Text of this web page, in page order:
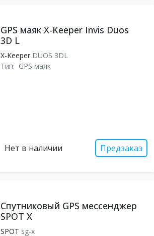
GPS маяк X-Keeper Invis Duos
3D L
X-KeeperDUOS 3DL
Тип: GPS маяк
Нет в наличии Предзаказ
Спутниковый GPS мессенджер
SPOT X
SPOT sg-x